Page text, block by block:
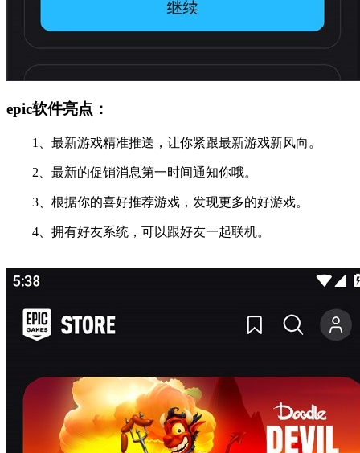
epic软件亮点：
1、最新游戏精准推送，让你紧跟最新游戏新风向。
2、最新的促销消息第一时间通知你哦。
3、根据你的喜好推荐游戏，发现更多的好游戏。
4、拥有好友系统，可以跟好友一起联机。